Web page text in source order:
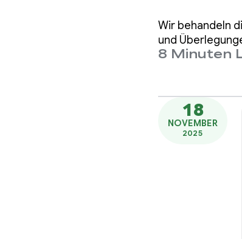
Wir behandeln
und
8 Minuten
18
NOVEMBER
2025